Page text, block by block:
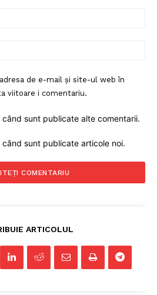
de e-mail și site-ul web în
viitoare i comentariu.
sunt publicate alte comentarii.
sunt publicate articole noi.
ARTICOLUL